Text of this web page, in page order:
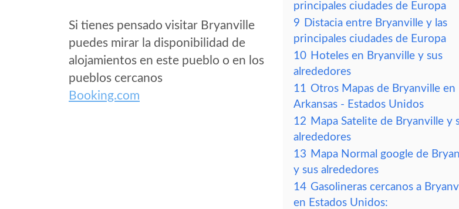
Si tienes pensado visitar Bryanville
puedes mirar la disponibilidad de
alojamientos en este pueblo o en los
pueblos cercanos
Booking.com
principales ciudades de Europa
9 Distacia entre Bryanville y las
principales ciudades de Europa
10 Hoteles en Bryanville y sus
alrededores
11 Otros Mapas de Bryanville en
Arkansas - Estados Unidos
12 Mapa Satelite de Bryanville y
alrededores
13 Mapa Normal google de
y sus alrededores
14 Gasolineras cercanos a
en Estados Unidos: